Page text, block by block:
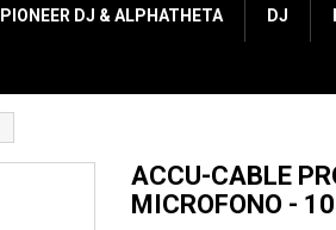
PIONEER DJ & ALPHATHETA DJ
ACCU-CABLE
MICROFONO -